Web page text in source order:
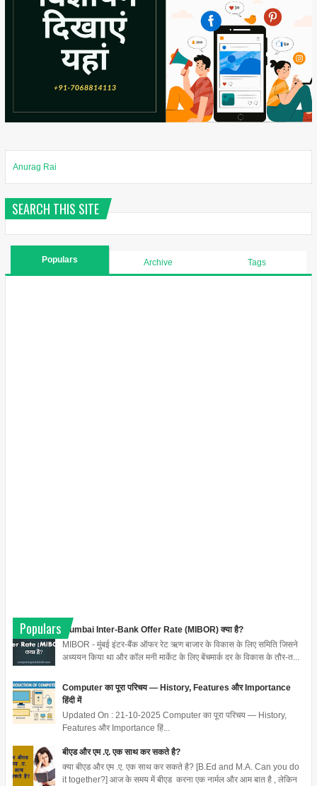
Anurag Rai
SEARCH THIS SITE
Populars Archive Tags
Populars
Mumbai Inter-Bank Offer Rate (MIBOR) क्या है?
MIBOR - मुंबई इंटर-बैंक ऑफर रेट ऋण बाजार के विकास के लिए समिति जिसने
अध्ययन किया था और कॉल मनी मार्केट के लिए बेंचमार्क दर के विकास के तौर-त...
Computer का पूरा परिचय — History, Features और Importance
हिंदी में
Updated On : 21-10-2025 Computer का पूरा परिचय — History,
Features और Importance हिं...
बीएड और एम .ए. एक साथ कर सकते है?
क्या बीएड और एम .ए. एक साथ कर सकते है? [B.Ed and M.A. Can you do
it together?] आज के समय में बीएड करना एक नार्मल और आम बात है , लेकिन